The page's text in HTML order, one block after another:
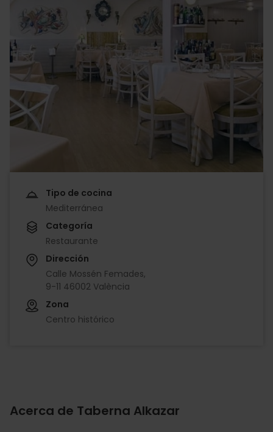
Tipo de cocina
Mediterránea
Categoría
Restaurante
Dirección
Calle Mossén Femades,
9-11 46002 València
Zona
Centro histórico
Acerca de Taberna Alkazar